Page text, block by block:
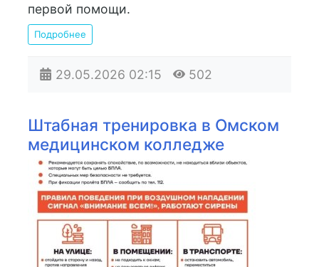
первой помощи.
Подробнее
29.05.2026 02:15 502
Штабная тренировка в Омском
медицинском колледже